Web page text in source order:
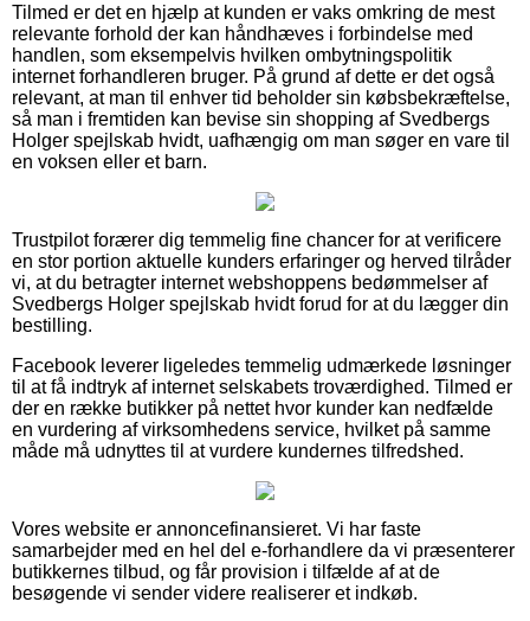
Tilmed er det en hjælp at kunden er vaks omkring de mest
relevante forhold der kan håndhæves i forbindelse med
handlen, som eksempelvis hvilken ombytningspolitik
internet forhandleren bruger. På grund af dette er det også
relevant, at man til enhver tid beholder sin købsbekræftelse,
så man i fremtiden kan bevise sin shopping af Svedbergs
Holger spejlskab hvidt, uafhængig om man søger en vare til
en voksen eller et barn.
Trustpilot forærer dig temmelig fine chancer for at verificere
en stor portion aktuelle kunders erfaringer og herved tilråder
vi, at du betragter internet webshoppens bedømmelser af
Svedbergs Holger spejlskab hvidt forud for at du lægger din
bestilling.
Facebook leverer ligeledes temmelig udmærkede løsninger
til at få indtryk af internet selskabets troværdighed. Tilmed er
der en række butikker på nettet hvor kunder kan nedfælde
en vurdering af virksomhedens service, hvilket på samme
måde må udnyttes til at vurdere kundernes tilfredshed.
Vores website er annoncefinansieret. Vi har faste
samarbejder med en hel del e-forhandlere da vi præsenterer
butikkernes tilbud, og får provision i tilfælde af at de
besøgende vi sender videre realiserer et indkøb.